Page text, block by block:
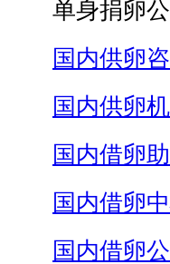
单身捐卵
国内供卵
国内供卵
国内借卵
国内借卵
国内借卵